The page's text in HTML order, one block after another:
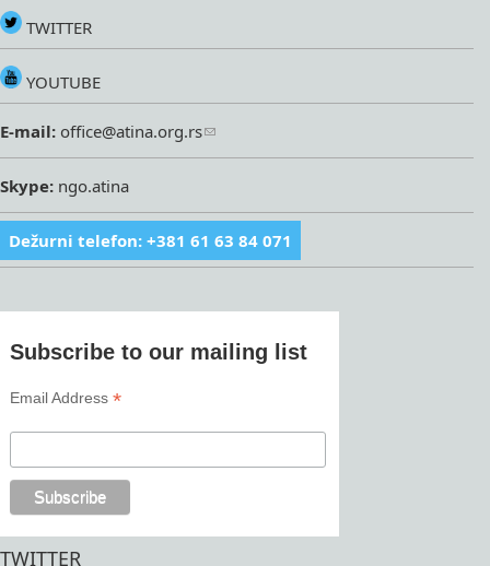
TWITTER
YOUTUBE
E-mail: office@atina.org.rs
Skype: ngo.atina
Dežurni telefon: +381 61 63 84 071
Subscribe to our mailing list
Email Address*
TWITTER